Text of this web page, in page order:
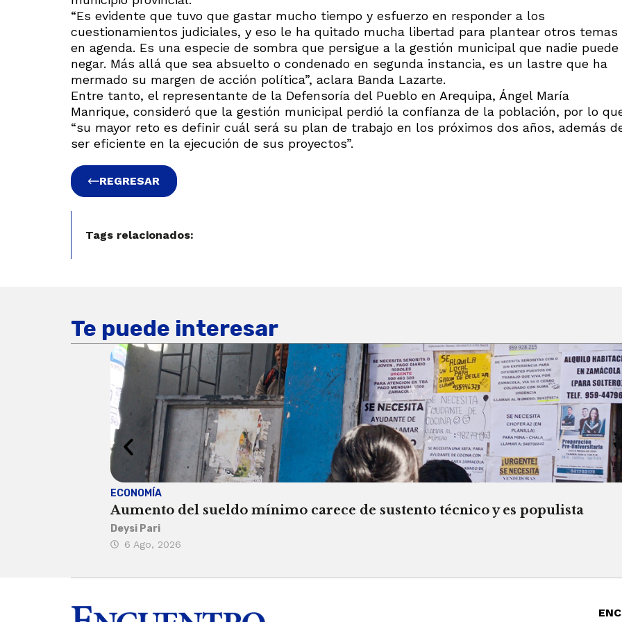
“Es evidente que tuvo que gastar mucho tiempo y esfuerzo en responder a los
cuestionamientos judiciales, y eso le ha quitado mucha libertad para plantear otros temas
en agenda. Es una especie de sombra que persigue a la gestión municipal que nadie puede
negar. Más allá que sea absuelto o condenado en segunda instancia, es un lastre que ha
mermado su margen de acción política”, aclara Banda Lazarte.
Entre tanto, el representante de la Defensoría del Pueblo en Arequipa, Ángel María
Manrique, consideró que la gestión municipal perdió la confianza de la población, por lo
“su mayor reto es definir cuál será su plan de trabajo en los próximos dos años, además
ser eficiente en la ejecución de sus proyectos”.
REGRESAR
Tags relacionados:
Te puede interesar
ECONOMÍA
Aumento del sueldo mínimo carece de sustento técnico y es populista
Deysi Pari
6 Ago, 2026